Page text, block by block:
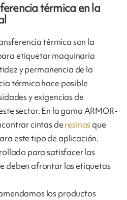
térmica en la
térmica son la
etiquetar maquinaria
y permanencia de la
térmica hace posible
y exigencias de
sector. En la gama ARMOR-
cintas deresinasque
este tipo de aplicación.
para satisfacer las
deben afrontar las etiquetas
los productos